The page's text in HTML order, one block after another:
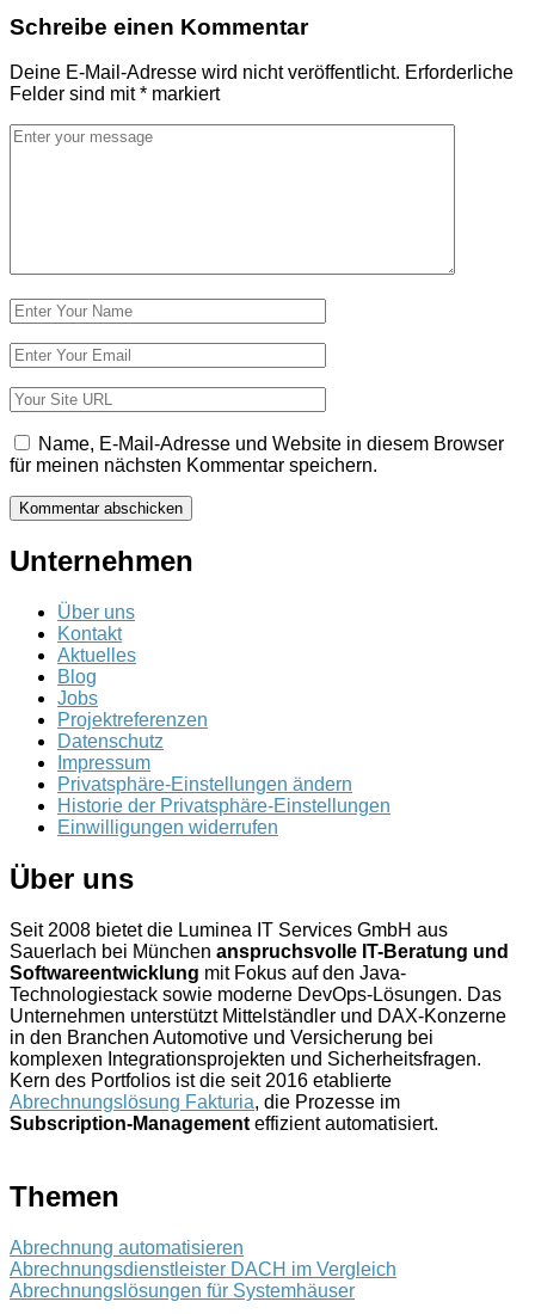
Schreibe einen Kommentar
Deine E-Mail-Adresse wird nicht veröffentlicht. Erforderliche
Felder sind mit* markiert
Kommentar
Name
*
E-
Mail-
Adresse
*
Website
Name, E-Mail-Adresse und Website in diesem Browser
für meinen nächsten Kommentar speichern.
Unternehmen
Über uns
Kontakt
Aktuelles
Blog
Jobs
Projektreferenzen
Datenschutz
Impressum
Privatsphäre-Einstellungen ändern
Historie der Privatsphäre-Einstellungen
Einwilligungen widerrufen
Über uns
Seit 2008 bietet die Luminea IT Services GmbH aus
Sauerlach bei München anspruchsvolle IT-Beratung und
Softwareentwicklung mit Fokus auf den Java-
Technologiestack sowie moderne DevOps-Lösungen. Das
Unternehmen unterstützt Mittelständler und DAX-Konzerne
in den Branchen Automotive und Versicherung bei
komplexen Integrationsprojekten und Sicherheitsfragen.
Kern des Portfolios ist die seit 2016 etablierte
Abrechnungslösung Fakturia, die Prozesse im
Subscription-Management effizient automatisiert.
Themen
Abrechnung automatisieren
Abrechnungsdienstleister DACH im Vergleich
Abrechnungslösungen für Systemhäuser